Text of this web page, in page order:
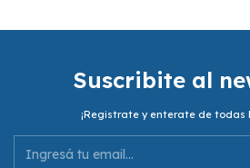
Suscribite al
¡Registrate y enterate de todas